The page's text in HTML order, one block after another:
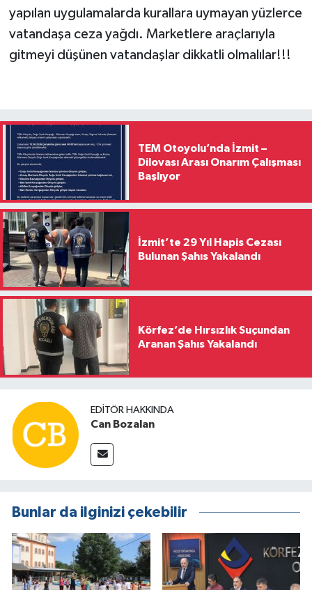
yapılan uygulamalarda kurallara uymayan yüzlerce
vatandaşa ceza yağdı. Marketlere araçlarıyla
gitmeyi düşünen vatandaşlar dikkatli olmalılar!!!
TEM Otoyolu’nda İzmit –
Dilovası Arası Onarım Çalışması
Başlıyor
İzmit’te 29 Yıl Hapis Cezası
Bulunan Şahıs Yakalandı
Körfez’de Hırsızlık Suçundan
Aranan Şahıs Yakalandı
EDITÖR HAKKINDA
Can Bozalan
Bunlar da ilginizi çekebilir